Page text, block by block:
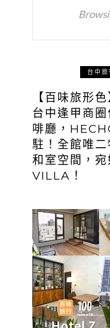
台中旅
【百味旅形
台中逢甲商
啡廳，
駐！全館唯
和室空間，
VILLA！